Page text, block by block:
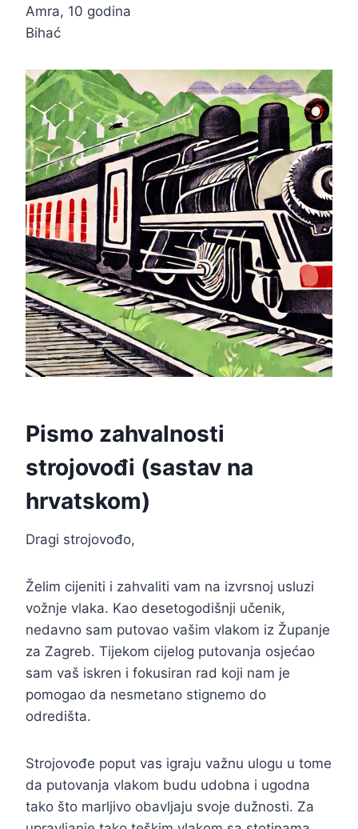
Amra, 10 godina
Bihać
Pismo zahvalnosti
strojovođi (sastav na
hrvatskom)
Dragi strojovođo,
Želim cijeniti i zahvaliti vam na izvrsnoj usluzi
vožnje vlaka. Kao desetogodišnji učenik,
nedavno sam putovao vašim vlakom iz Županje
za Zagreb. Tijekom cijelog putovanja osjećao
sam vaš iskren i fokusiran rad koji nam je
pomogao da nesmetano stignemo do
odredišta.
Strojovođe poput vas igraju važnu ulogu u tome
da putovanja vlakom budu udobna i ugodna
tako što marljivo obavljaju svoje dužnosti. Za